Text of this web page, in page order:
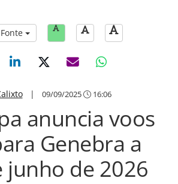
Fonte
| 09/09/2025 16:06
anuncia voos
Genebra a
de 2026